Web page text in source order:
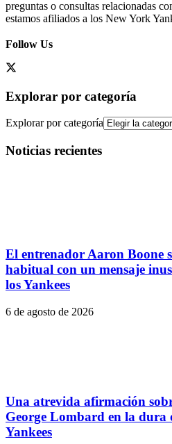
preguntas o consultas relacionadas
estamos afiliados a los New York
Follow Us
Explorar por categoría
Explorar por categoría
Noticias recientes
El entrenador Aaron Boone
habitual con un mensaje
los Yankees
6 de agosto de 2026
Una atrevida afirmación
George Lombard en la dura
Yankees